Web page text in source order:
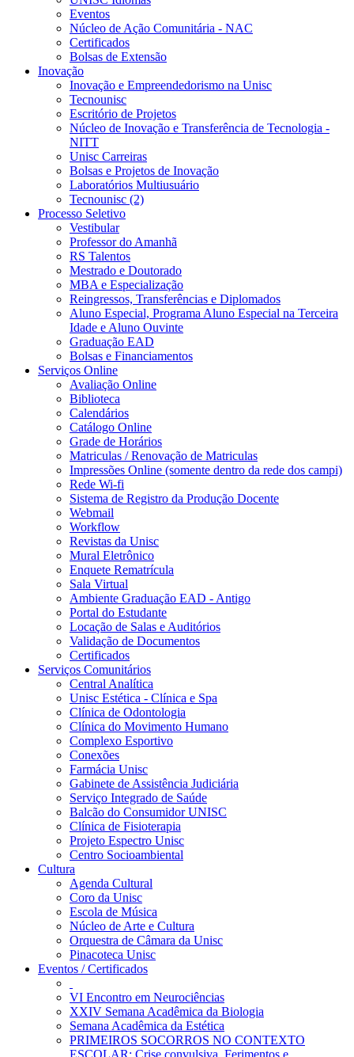
Eventos
Núcleo de Ação Comunitária - NAC
Certificados
Bolsas de Extensão
Inovação
Inovação e Empreendedorismo na Unisc
Tecnounisc
Escritório de Projetos
Núcleo de Inovação e Transferência de Tecnologia -
NITT
Unisc Carreiras
Bolsas e Projetos de Inovação
Laboratórios Multiusuário
Tecnounisc (2)
Processo Seletivo
Vestibular
Professor do Amanhã
RS Talentos
Mestrado e Doutorado
MBA e Especialização
Reingressos, Transferências e Diplomados
Aluno Especial, Programa Aluno Especial na Terceira
Idade e Aluno Ouvinte
Graduação EAD
Bolsas e Financiamentos
Serviços Online
Avaliação Online
Biblioteca
Calendários
Catálogo Online
Grade de Horários
Matriculas / Renovação de Matriculas
Impressões Online (somente dentro da rede dos campi)
Rede Wi-fi
Sistema de Registro da Produção Docente
Webmail
Workflow
Revistas da Unisc
Mural Eletrônico
Enquete Rematrícula
Sala Virtual
Ambiente Graduação EAD - Antigo
Portal do Estudante
Locação de Salas e Auditórios
Validação de Documentos
Certificados
Serviços Comunitários
Central Analítica
Unisc Estética - Clínica e Spa
Clínica de Odontologia
Clínica do Movimento Humano
Complexo Esportivo
Conexões
Farmácia Unisc
Gabinete de Assistência Judiciária
Serviço Integrado de Saúde
Balcão do Consumidor UNISC
Clínica de Fisioterapia
Projeto Espectro Unisc
Centro Socioambiental
Cultura
Agenda Cultural
Coro da Unisc
Escola de Música
Núcleo de Arte e Cultura
Orquestra de Câmara da Unisc
Pinacoteca Unisc
Eventos / Certificados
VI Encontro em Neurociências
XXIV Semana Acadêmica da Biologia
Semana Acadêmica da Estética
PRIMEIROS SOCORROS NO CONTEXTO
ESCOLAR: Crise convulsiva, Ferimentos e